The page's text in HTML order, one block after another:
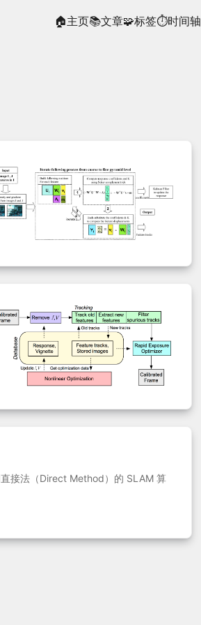
🏠主页📚文章🧩标签⏱时间轴
接法（Direct Method）的 SLAM 算